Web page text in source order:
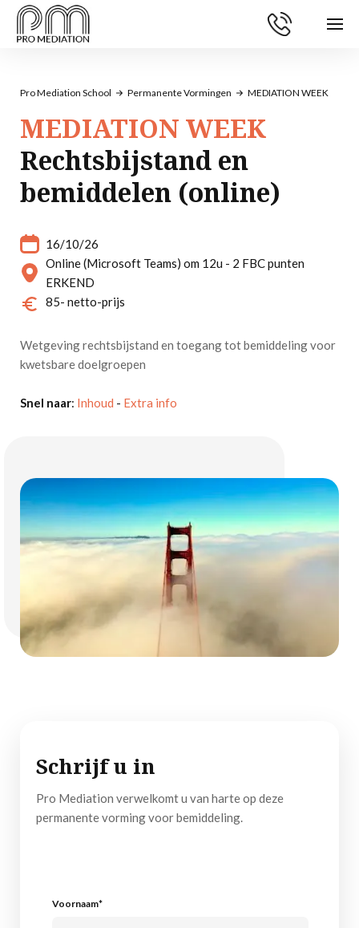
Schrijf u in
Pro Mediation verwelkomt u van harte op deze
permanente vorming voor bemiddeling.
Voornaam*
Pro Mediation School Permanente Vormingen MEDIATION WEEK
MEDIATION WEEK
Rechtsbijstand en
bemiddelen (online)
16/10/26
Online (Microsoft Teams) om 12u - 2 FBC punten
ERKEND
85- netto-prijs
Wetgeving rechtsbijstand en toegang tot bemiddeling voor
kwetsbare doelgroepen
Snel naar: Inhoud - Extra info